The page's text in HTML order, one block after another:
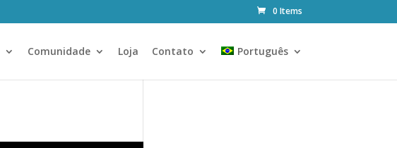
0 Items
Comunidade Loja Contato Português